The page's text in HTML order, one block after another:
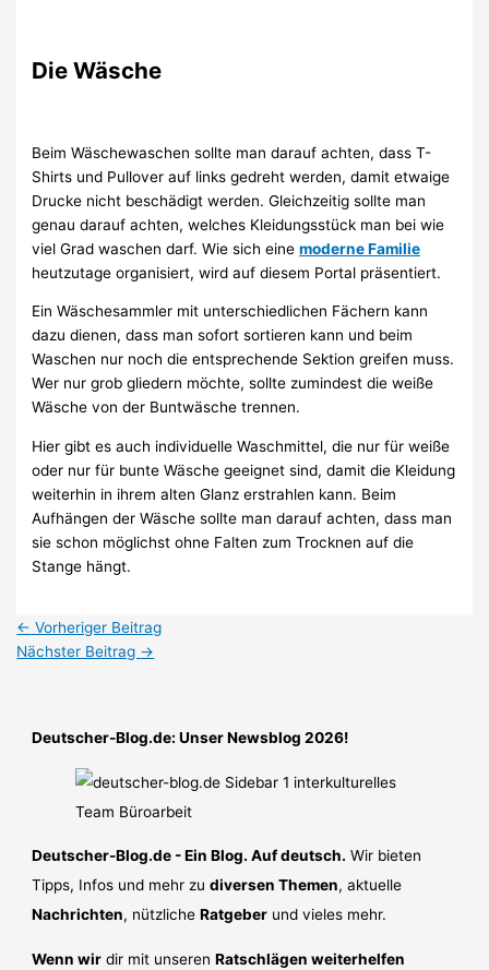
Die Wäsche
Beim Wäschewaschen sollte man darauf achten, dass T-
Shirts und Pullover auf links gedreht werden, damit etwaige
Drucke nicht beschädigt werden. Gleichzeitig sollte man
genau darauf achten, welches Kleidungsstück man bei wie
viel Grad waschen darf. Wie sich einemoderne Familie
heutzutage organisiert, wird auf diesem Portal präsentiert.
Ein Wäschesammler mit unterschiedlichen Fächern kann
dazu dienen, dass man sofort sortieren kann und beim
Waschen nur noch die entsprechende Sektion greifen muss.
Wer nur grob gliedern möchte, sollte zumindest die weiße
Wäsche von der Buntwäsche trennen.
Hier gibt es auch individuelle Waschmittel, die nur für weiße
oder nur für bunte Wäsche geeignet sind, damit die Kleidung
weiterhin in ihrem alten Glanz erstrahlen kann. Beim
Aufhängen der Wäsche sollte man darauf achten, dass man
sie schon möglichst ohne Falten zum Trocknen auf die
Stange hängt.
← Vorheriger Beitrag
Nächster Beitrag →
Deutscher-Blog.de: Unser Newsblog 2026!
Deutscher-Blog.de - Ein Blog. Auf deutsch. Wir bieten
Tipps, Infos und mehr zudiversen Themen, aktuelle
Nachrichten, nützlicheRatgeber und vieles mehr.
Wenn wir dir mit unserenRatschlägen weiterhelfen